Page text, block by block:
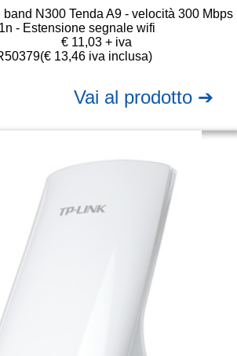
N300 Tenda A9 - velocità 300 Mbps
- Estensione segnale wifi
€ 11,03 + iva
(€ 13,46 iva inclusa)
Vai al prodotto ➔